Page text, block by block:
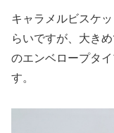
キャラメルビスケ
らいですが、大き
のエンベロープタ
す。